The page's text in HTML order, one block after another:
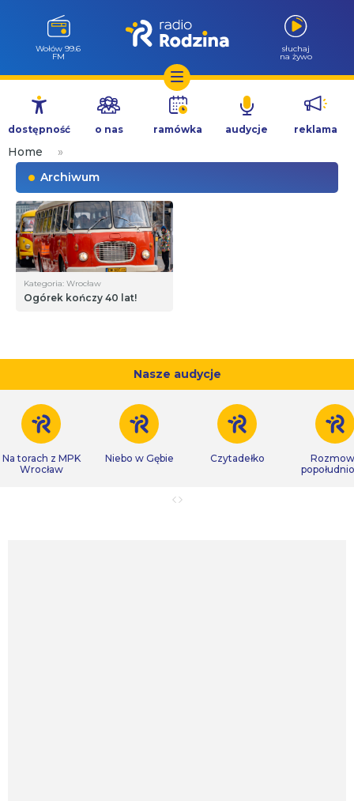
Przejdź
treści
Wołów 99.6
FM
słuchaj
na żywo
dostępność o nas ramówka audycje reklama
Home
»
Archiwum
Kategoria: Wrocław
Ogórek kończy 40 lat!
Nasze audycje
Na torach z MPK
Wrocław
Niebo w Gębie Czytadełko